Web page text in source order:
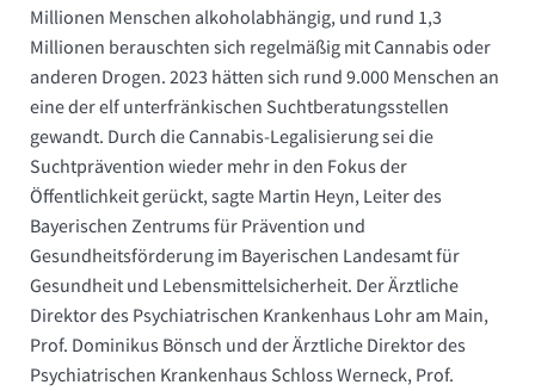
Millionen Menschen alkoholabhängig, und rund 1,3
Millionen berauschten sich regelmäßig mit Cannabis oder
anderen Drogen. 2023 hätten sich rund 9.000 Menschen an
eine der elf unterfränkischen Suchtberatungsstellen
gewandt. Durch die Cannabis-Legalisierung sei die
Suchtprävention wieder mehr in den Fokus der
Öffentlichkeit gerückt, sagte Martin Heyn, Leiter des
Bayerischen Zentrums für Prävention und
Gesundheitsförderung im Bayerischen Landesamt für
Gesundheit und Lebensmittelsicherheit. Der Ärztliche
Direktor des Psychiatrischen Krankenhaus Lohr am Main,
Prof. Dominikus Bönsch und der Ärztliche Direktor des
Psychiatrischen Krankenhaus Schloss Werneck, Prof.